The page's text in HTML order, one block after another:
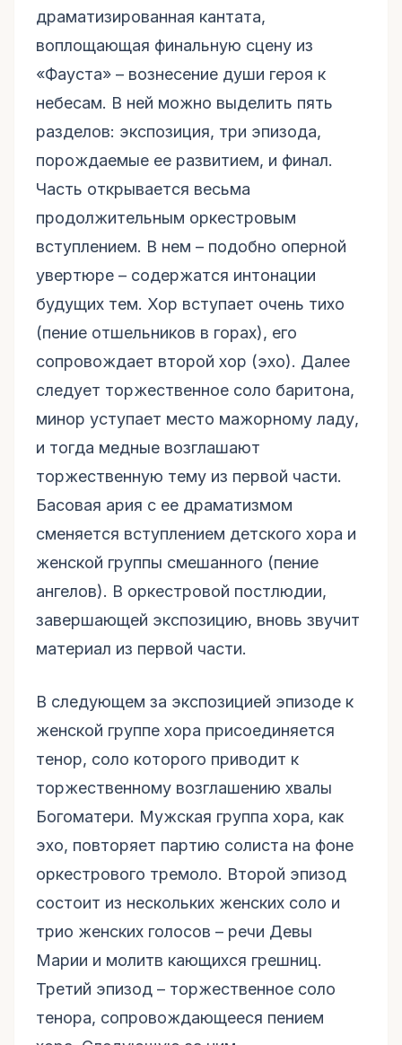
драматизированная кантата,
воплощающая финальную сцену из
«Фауста» – вознесение души героя к
небесам. В ней можно выделить пять
разделов: экспозиция, три эпизода,
порождаемые ее развитием, и финал.
Часть открывается весьма
продолжительным оркестровым
вступлением. В нем – подобно оперной
увертюре – содержатся интонации
будущих тем. Хор вступает очень тихо
(пение отшельников в горах), его
сопровождает второй хор (эхо). Далее
следует торжественное соло баритона,
минор уступает место мажорному ладу,
и тогда медные возглашают
торжественную тему из первой части.
Басовая ария с ее драматизмом
сменяется вступлением детского хора и
женской группы смешанного (пение
ангелов). В оркестровой постлюдии,
завершающей экспозицию, вновь звучит
материал из первой части.
В следующем за экспозицией эпизоде к
женской группе хора присоединяется
тенор, соло которого приводит к
торжественному возглашению хвалы
Богоматери. Мужская группа хора, как
эхо, повторяет партию солиста на фоне
оркестрового тремоло. Второй эпизод
состоит из нескольких женских соло и
трио женских голосов – речи Девы
Марии и молитв кающихся грешниц.
Третий эпизод – торжественное соло
тенора, сопровождающееся пением